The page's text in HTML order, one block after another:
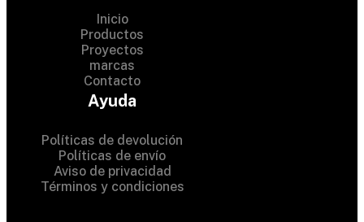
Inicio
Productos
Proyectos
marcas
Contacto
Ayuda
Políticas de devolución
Políticas de envío
Aviso de privacidad
Términos y condiciones